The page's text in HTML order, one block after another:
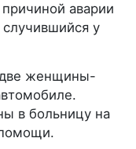
аварии
случившийся у
две женщины-
в больницу на